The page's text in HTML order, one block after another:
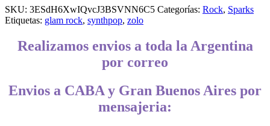
SKU: 3ESdH6XwIQvcJ3BSVNN6C5 Categorías: Rock, Sparks
Etiquetas: glam rock, synthpop, zolo
Realizamos envios a toda la Argentina
por correo
Envios a CABA y Gran Buenos Aires por
mensajeria: